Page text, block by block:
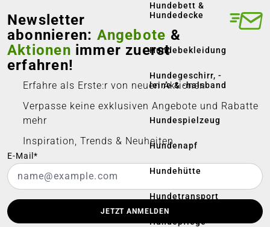
Hundebett &
Hundedecke
Hundebekleidung
Hundegeschirr, -
leine & -halsband
Hundespielzeug
Hundenapf
Hundehütte
Hundetransport
Hundepflege
Newsletter
abonnieren: Angebote &
Aktionen immer zuerst
erfahren!
Erfahre als Erste:r von neuen Aktionen
Verpasse keine exklusiven Angebote und Rabatte
mehr
Inspiration, Trends & Neuheiten
E-Mail*
JETZT ANMELDEN